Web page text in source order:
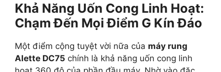
Khả Năng Uốn Cong Linh Hoạt:
Chạm Đến Mọi Điểm G Kín Đáo
Một điểm cộng tuyệt vời nữa của máy rung
Alette DC75 chính là khả năng uốn cong linh